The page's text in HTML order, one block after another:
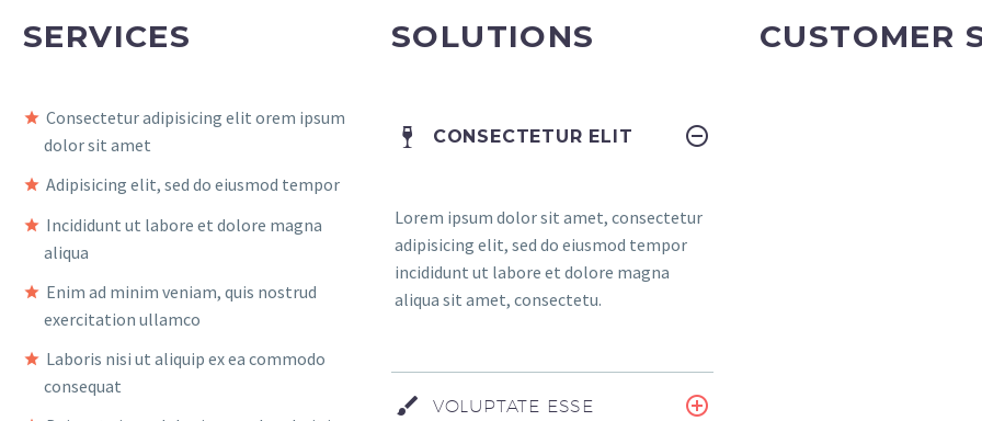
SERVICES
Consectetur adipisicing elit orem ipsum
dolor sit amet
Adipisicing elit, sed do eiusmod tempor
Incididunt ut labore et dolore magna
aliqua
Enim ad minim veniam, quis nostrud
exercitation ullamco
Laboris nisi ut aliquip ex ea commodo
consequat
SOLUTIONS
CONSECTETUR ELIT
Lorem ipsum dolor sit amet, consectetur
adipisicing elit, sed do eiusmod tempor
incididunt ut labore et dolore magna
aliqua sit amet, consectetu.
VOLUPTATE ESSE
CUSTOMER